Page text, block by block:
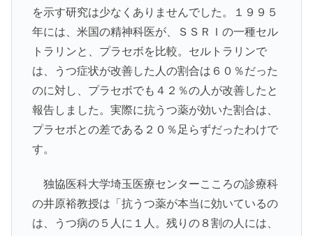
を示す研究は少なくありませんでした。１９９５
年には、米国の精神科医が、ＳＳＲＩの一種セル
トラリンと、プラセボを比較。セルトラリンで
は、うつ症状が改善した人の割合は６０％だった
のに対し、プラセボでも４２％の人が改善したと
報告しました。実際に抗うつ薬が効いた割合は、
プラセボとの差である２０％足らずだったわけで
す。
独協医科大学埼玉医療センターこころの診療科
の井原裕教授は「抗うつ薬が本当に効いているの
は、うつ病の５人に１人。残りの８割の人には、